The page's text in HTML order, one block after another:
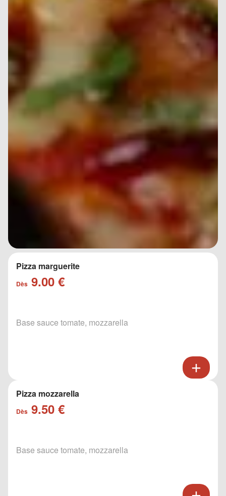
Pizza marguerite
Dès 9.00 €
Base sauce tomate, mozzarella
Pizza mozzarella
Dès 9.50 €
Base sauce tomate, mozzarella